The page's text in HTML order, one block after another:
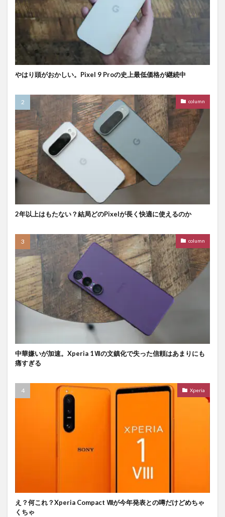
やはり頭がおかしい。Pixel 9 Proの史上最低価格が継続中
column
2年以上はもたない？結局どのPixelが長く快適に使えるのか
column
中華嫌いが加速。Xperia 1Ⅶの文鎮化で失った信頼はあまりにも
痛すぎる
Xperia
え？何これ？Xperia Compact Ⅷが今年発表との噂だけどめちゃ
くちゃ